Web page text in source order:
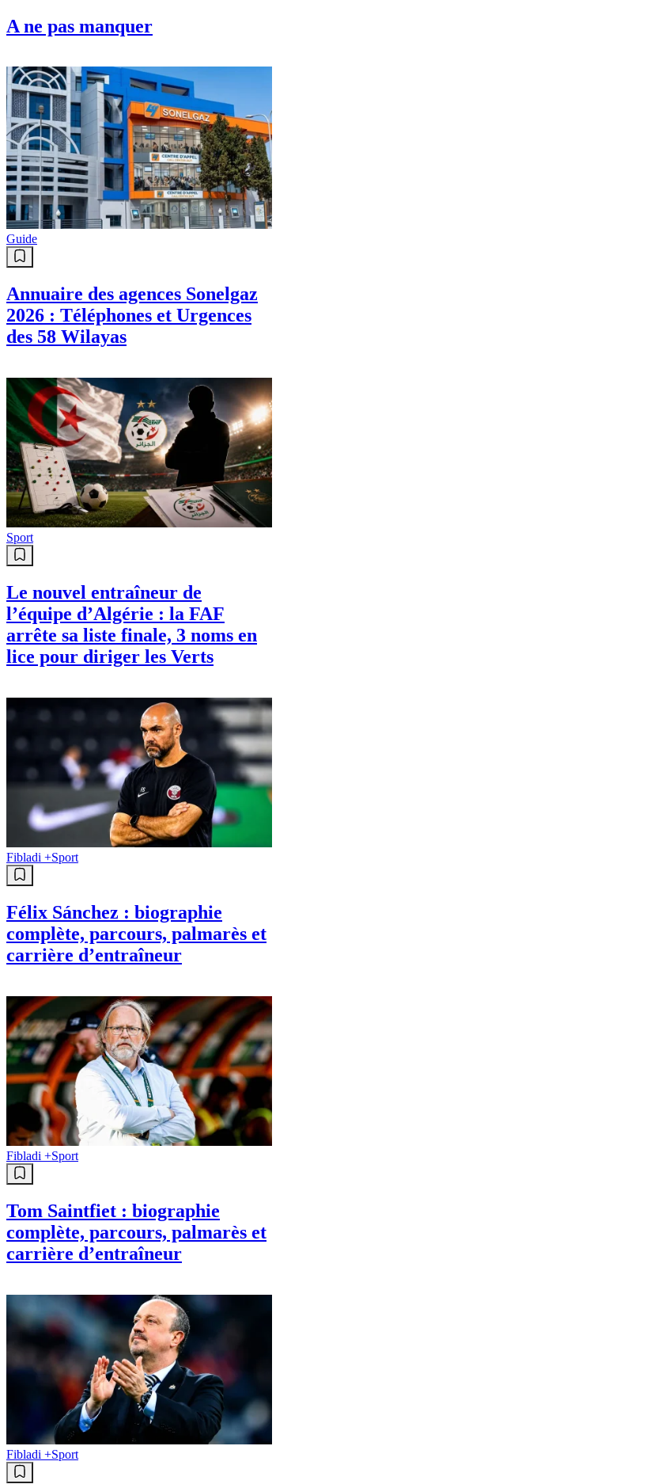
A ne pas manquer
Guide
Annuaire des agences Sonelgaz
2026 : Téléphones et Urgences
des 58 Wilayas
Sport
Le nouvel entraîneur de
l’équipe d’Algérie : la FAF
arrête sa liste finale, 3 noms en
lice pour diriger les Verts
Fibladi +Sport
Félix Sánchez : biographie
complète, parcours, palmarès et
carrière d’entraîneur
Fibladi +Sport
Tom Saintfiet : biographie
complète, parcours, palmarès et
carrière d’entraîneur
Fibladi +Sport